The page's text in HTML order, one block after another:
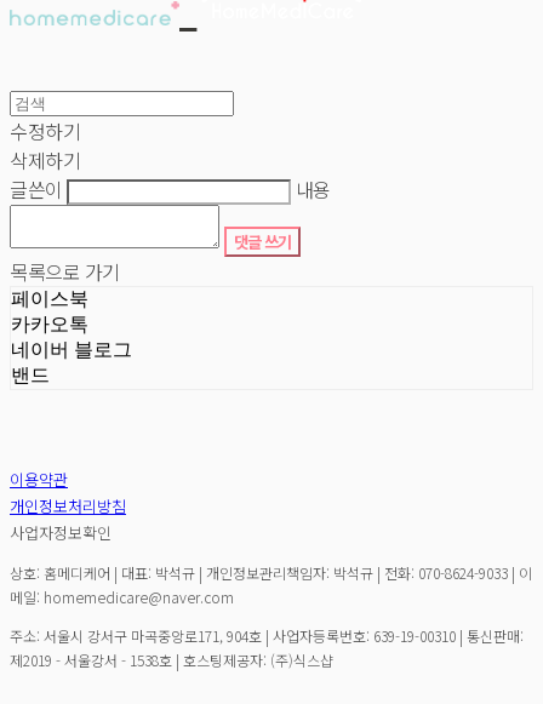
수정하기
삭제하기
글쓴이
내용
댓글 쓰기
목록으로 가기
페이스북
카카오톡
네이버 블로그
밴드
이용약관
개인정보처리방침
사업자정보확인
상호: 홈메디케어 | 대표: 박석규 | 개인정보관리책임자: 박석규 | 전화: 070-8624-9033 | 이
메일: homemedicare@naver.com
주소: 서울시 강서구 마곡중앙로171, 904호 | 사업자등록번호: 639-19-00310 | 통신판매:
제2019 - 서울강서 - 1538호 | 호스팅제공자: (주)식스샵